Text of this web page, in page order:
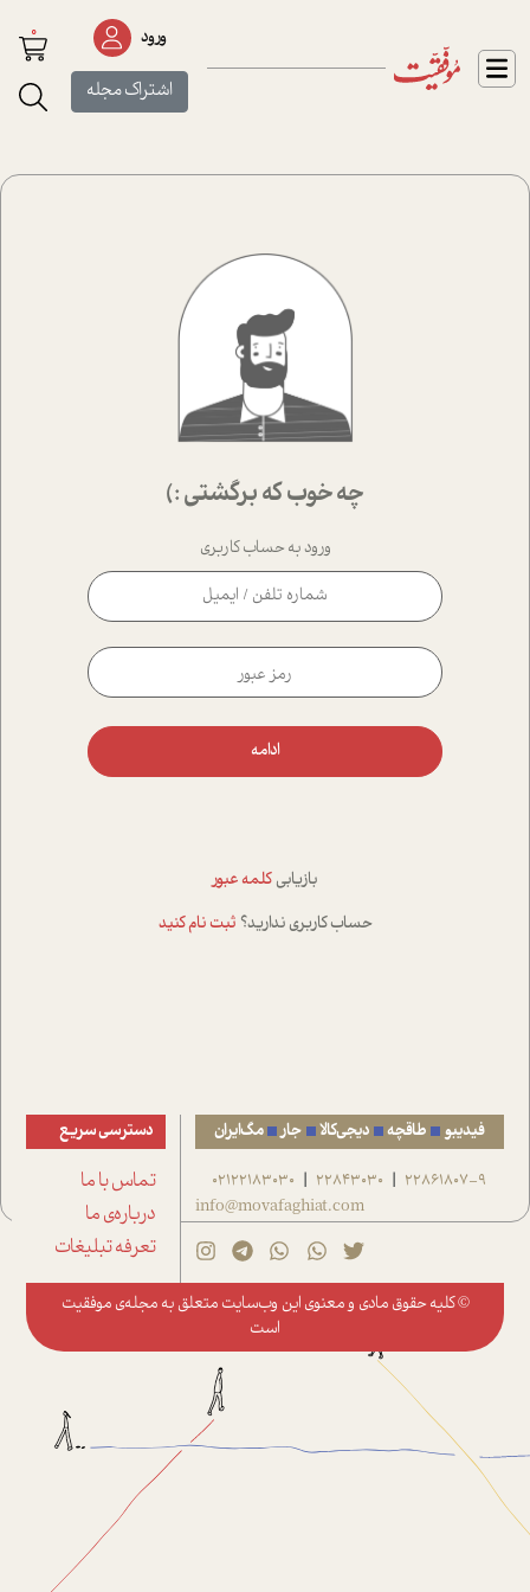
ورود
اشتراک مجله
0
چه خوب که برگشتی :)
ورود به حساب کاربری
ادامه
بازیابی کلمه عبور
حساب کاربری ندارید؟ ثبت نام کنید
فیدیبو طاقچه دیجی‌کالا جار مگ‌ایران
22861807-9
|
22843030
|
02122183030
info@movafaghiat.com
دسترسی سریع
تماس با ما
درباره‌ی ما
تعرفه تبلیغات
© کلیه حقوق مادی و معنوی این وب‌سایت متعلق به مجله‌ی موفقیت
است